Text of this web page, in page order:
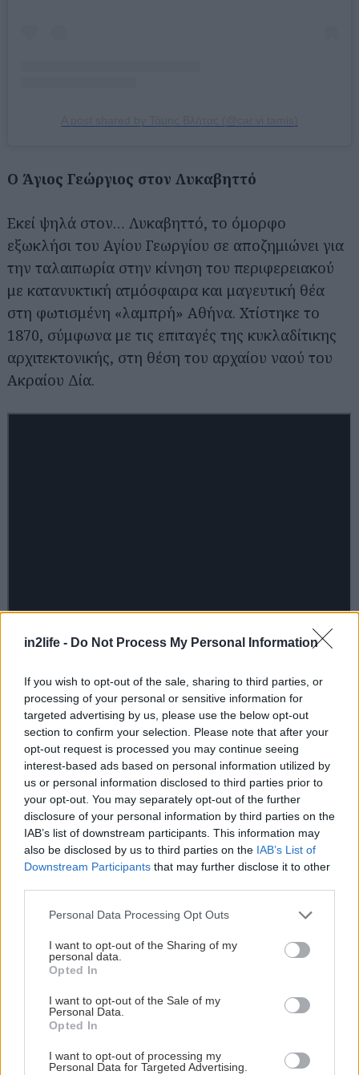
in2life - Do Not Process My Personal Information
If you wish to opt-out of the sale, sharing to third parties, or
processing of your personal or sensitive information for
targeted advertising by us, please use the below opt-out
section to confirm your selection. Please note that after your
opt-out request is processed you may continue seeing
interest-based ads based on personal information utilized by
us or personal information disclosed to third parties prior to
your opt-out. You may separately opt-out of the further
disclosure of your personal information by third parties on the
IAB’s list of downstream participants. This information may
also be disclosed by us to third parties on the IAB’s List of
Downstream Participants that may further disclose it to other
Please note that this website/app uses one or more Google
not limited to your visit or usage behaviour. You may click to
grant or deny consent to Google and its third-party tags to
use your data for below specified purposes in below Google
consent section.
Personal Data Processing Opt Outs
I want to opt-out of the Sharing of my
personal data.
Opted In
I want to opt-out of the Sale of my
Personal Data.
Opted In
I want to opt-out of processing my
Personal Data for Targeted Advertising.
Ο Άγιος Γεώργιος στον Λυκαβηττό
Εκεί ψηλά στον… Λυκαβηττό, το όμορφο
εξωκλήσι του Αγίου Γεωργίου σε αποζημιώνει για
την ταλαιπωρία στην κίνηση του περιφερειακού
με κατανυκτική ατμόσφαιρα και μαγευτική θέα
στη φωτισμένη «λαμπρή» Αθήνα. Χτίστηκε το
1870, σύμφωνα με τις επιταγές της κυκλαδίτικης
αρχιτεκτονικής, στη θέση του αρχαίου ναού του
Ακραίου Δία.
Η Αγία Φωτεινή στην Αρδηττού
Κατανυκτική μαγεία μέσα στην καρδιά της πόλης,
αυτό το εκκλησάκι μοιάζει καλά κρυμμένο και
συνήθως έχει ελάχιστο κόσμο. Λέγεται πως
χτίστηκε τον 4ο αιώνα μ.Χ. στη θέση του ναού της
απολαμβάνει μαγευτική θέα στην Ακρόπολη, ενώ
το προτιμούν ιδιαίτερα και οι συμπαθέστατες
Αναζήτηση
για...